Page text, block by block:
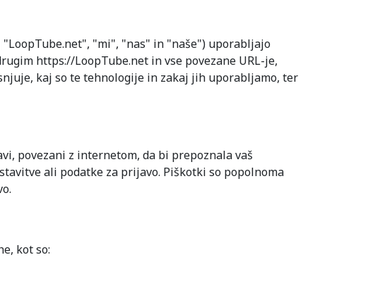
"mi", "nas" in "naše") uporabljajo
https://LoopTube.net in vse povezane URL-je,
kaj so te tehnologije in zakaj jih uporabljamo, ter
povezani z internetom, da bi prepoznala vaš
ali podatke za prijavo. Piškotki so popolnoma
kot so: